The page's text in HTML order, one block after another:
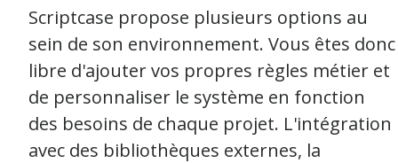
Scriptcase propose plusieurs options au
sein de son environnement. Vous êtes donc
libre d'ajouter vos propres règles métier et
de personnaliser le système en fonction
des besoins de chaque projet. L'intégration
avec des bibliothèques externes, la